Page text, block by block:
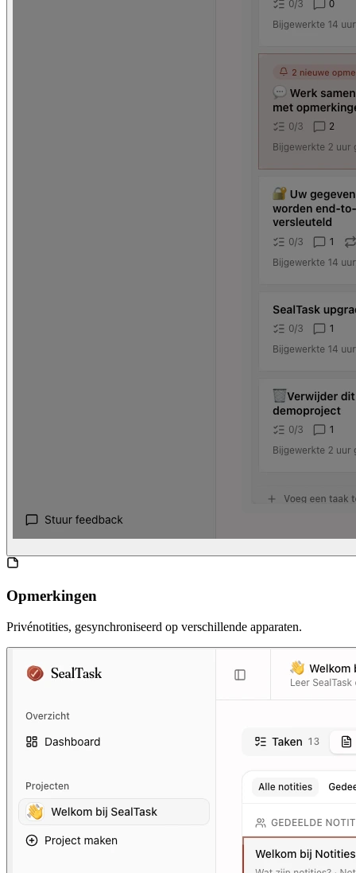
Opmerkingen
Privénotities, gesynchroniseerd op verschillende apparaten.